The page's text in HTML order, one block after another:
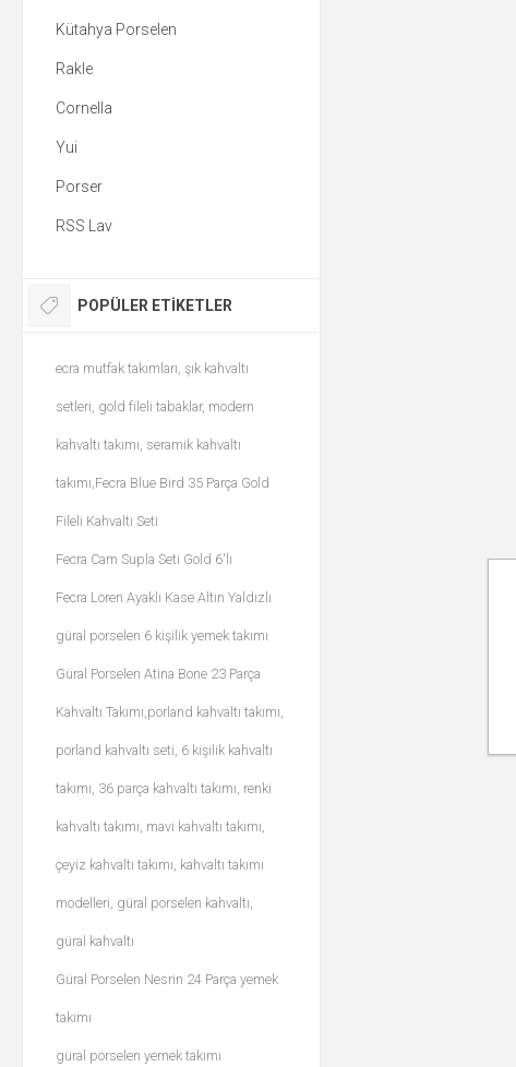
Kütahya Porselen
Rakle
Cornella
Yui
Porser
RSS Lav
POPÜLER ETIKETLER
ecra mutfak takımları, şık kahvaltı
setleri, gold fileli tabaklar, modern
kahvaltı takımı, seramik kahvaltı
takımı,Fecra Blue Bird 35 Parça Gold
Fileli Kahvaltı Seti
Fecra Cam Supla Seti Gold 6'lı
Fecra Loren Ayaklı Kase Altın Yaldızlı
güral porselen 6 kişilik yemek takımı
Güral Porselen Atina Bone 23 Parça
Kahvaltı Takımı,porland kahvaltı takımı,
porland kahvaltı seti, 6 kişilik kahvaltı
takımı, 36 parça kahvaltı takımı, renki
kahvaltı takımı, mavi kahvaltı takımı,
çeyiz kahvaltı takımı, kahvaltı takımı
modelleri, güral porselen kahvaltı,
güral kahvaltı
Güral Porselen Nesrin 24 Parça yemek
takımı
güral porselen yemek takımı